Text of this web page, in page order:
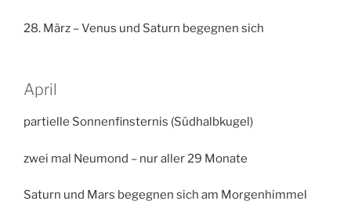
28. März – Venus und Saturn begegnen sich
April
partielle Sonnenfinsternis (Südhalbkugel)
zwei mal Neumond – nur aller 29 Monate
Saturn und Mars begegnen sich am Morgenhimmel